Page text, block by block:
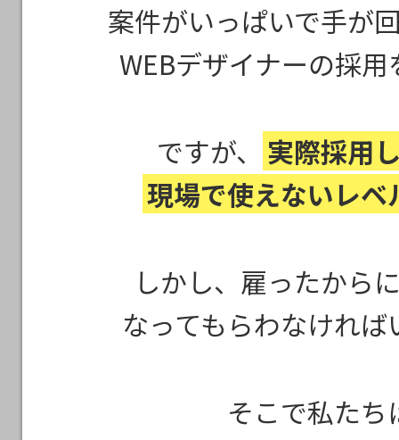
案件がいっぱいで手が
WEBデザイナーの採
ですが、 実際採用
現場で使えないレベ
しかし、雇ったから
なってもらわなけれ
そこで私たち